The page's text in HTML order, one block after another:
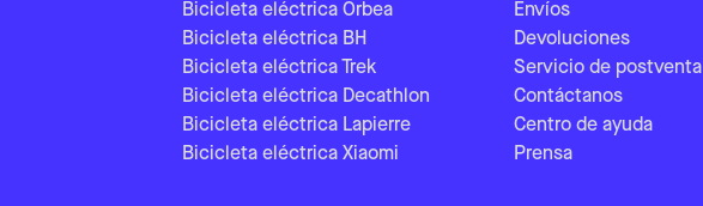
Bicicleta eléctrica Orbea
Bicicleta eléctrica BH
Bicicleta eléctrica Trek
Bicicleta eléctrica Decathlon
Bicicleta eléctrica Lapierre
Bicicleta eléctrica Xiaomi
Envíos
Devoluciones
Servicio de postventa
Contáctanos
Centro de ayuda
Prensa